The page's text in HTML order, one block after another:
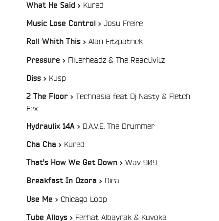
What He Said > Kured
Music Lose Control > Josu Freire/
Roll Whith This > Alan Fitzpatrick/
Pressure > Filterheadz & The Reactivitz/
Diss > Kusp
2 The Floor > Technasia feat Dj Nasty & Fletch
Fex/
Hydraulix 14A > D.A.V.E. The Drummer/
Cha Cha > Kured
That's How We Get Down > Wav 909/
Breakfast In Ozora > Dica
Use Me > Chicago Loop
Tube Alloys > Ferhat Albayrak & Kuvoka